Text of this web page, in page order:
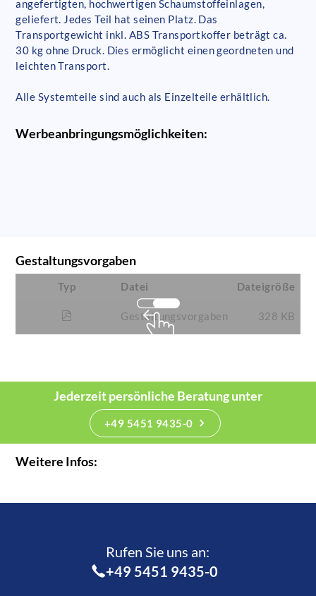
angefertigten, hochwertigen Schaumstoffeinlagen,
geliefert. Jedes Teil hat seinen Platz. Das
Transportgewicht inkl. ABS Transportkoffer beträgt ca.
30 kg ohne Druck. Dies ermöglicht einen geordneten und
leichten Transport.
Alle Systemteile sind auch als Einzelteile erhältlich.
Werbeanbringungsmöglichkeiten:
Gestaltungsvorgaben
Typ Datei Dateigröße
Gestaltungsvorgaben 328 KB
Jederzeit persönliche Beratung unter
+49 5451 9435-0
Weitere Infos:
Rufen Sie uns an:­
+49 5451 9435-0